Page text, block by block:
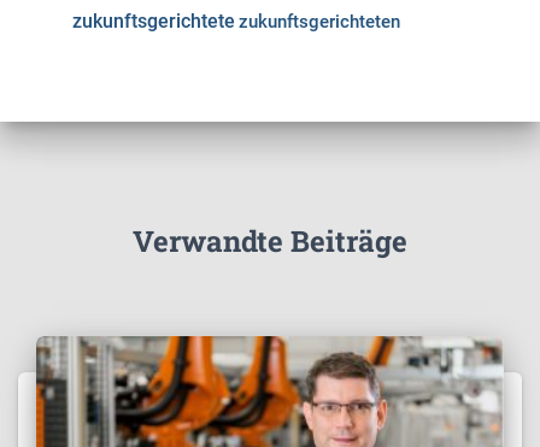
zukunftsgerichtete zukunftsgerichteten
Verwandte Beiträge